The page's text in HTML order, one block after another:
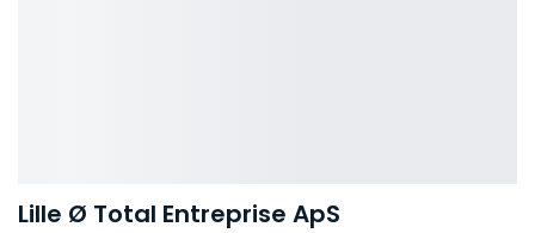
Lille Ø Total Entreprise ApS